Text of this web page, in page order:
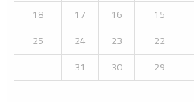
H
15
16
17
18
22
23
24
25
29
30
31